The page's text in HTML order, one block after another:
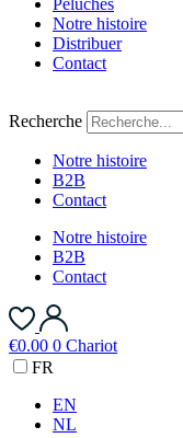
Peluches
Notre histoire
Distribuer
Contact
Recherche
Notre histoire
B2B
Contact
Notre histoire
B2B
Contact
€0.00 0 Chariot
FR
EN
NL